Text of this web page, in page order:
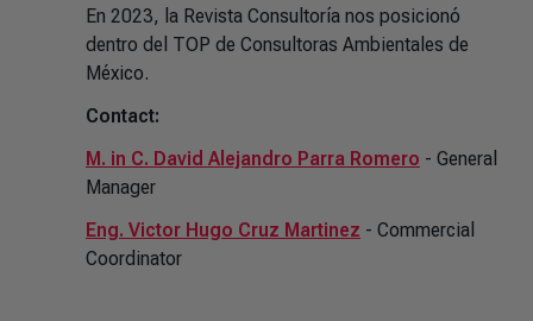
En 2023, la Revista Consultoría nos posicionó
dentro del TOP de Consultoras Ambientales de
México.
Contact:
M. in C. David Alejandro Parra Romero - General
Manager
Eng. Victor Hugo Cruz Martinez - Commercial
Coordinator